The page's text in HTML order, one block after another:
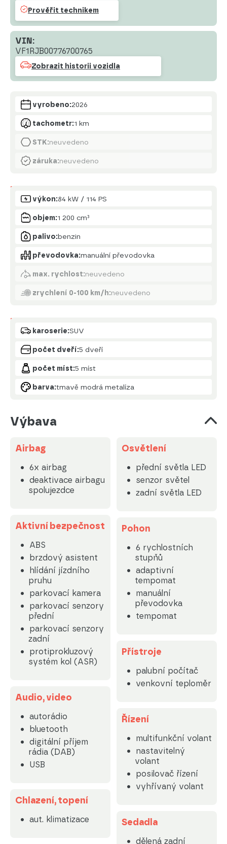
Prověřit technikem
VIN:
VF1RJB00776700765
Zobrazit historii vozidla
vyrobeno:2026
tachometr:1 km
STK:neuvedeno
záruka:neuvedeno
Motor
výkon:84 kW / 114 PS
objem:1 200 cm³
palivo:benzin
převodovka:manuální převodovka
max. rychlost:neuvedeno
zrychlení 0-100 km/h:neuvedeno
Karoserie
karoserie:SUV
počet dveří:5 dveří
počet míst:5 míst
barva:tmavě modrá metalíza
Výbava
Airbag
6x airbag
deaktivace airbagu
spolujezdce
Aktivní bezpečnost
ABS
brzdový asistent
hlídání jízdního
pruhu
parkovací kamera
parkovací senzory
přední
parkovací senzory
zadní
protiprokluzový
systém kol (ASR)
Audio, video
autorádio
bluetooth
digitální příjem
rádia (DAB)
USB
Chlazení, topení
aut. klimatizace
Osvětlení
přední světla LED
senzor světel
zadní světla LED
Pohon
6 rychlostních
stupňů
adaptivní
tempomat
manuální
převodovka
tempomat
Přístroje
palubní počítač
venkovní teploměr
Řízení
multifunkční volant
nastavitelný
volant
posilovač řízení
vyhřívaný volant
Sedadla
dělená zadní